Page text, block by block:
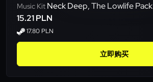
Music Kit Neck Deep, The Lowlife Pack
15.21 PLN
17.80 PLN
立即购买